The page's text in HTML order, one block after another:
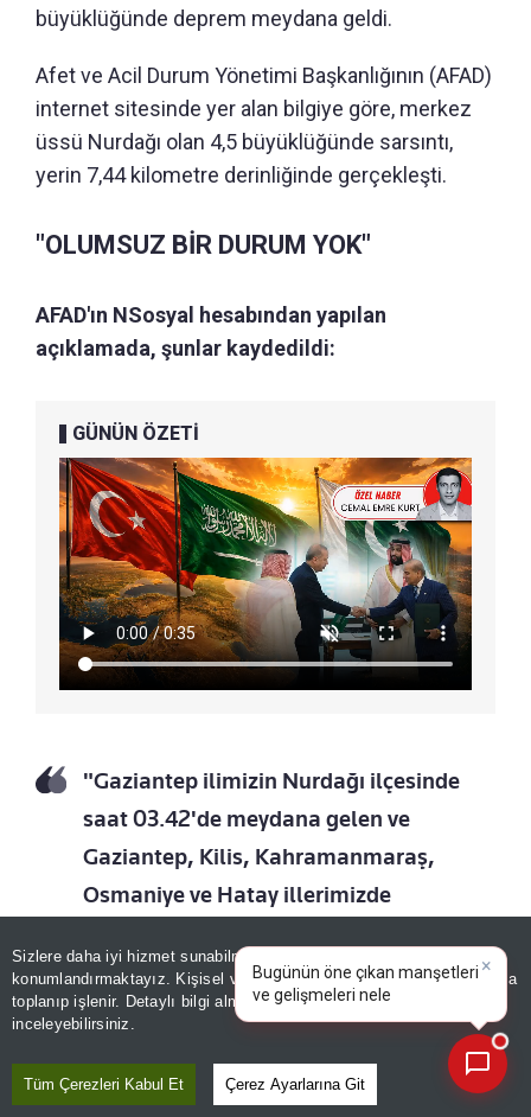
Sizlere daha iyi hizmet sunabilmek adına sitemizde
konumlandırmaktayız. Kişisel verileriniz, KVKK ve GDPR kapsamında
toplanıp işlenir. Detaylı bilgi almak içinAydınlatma Metnimizi
inceleyebilirsiniz.
Tüm Çerezleri Kabul Et Çerez Ayarlarına Git
büyüklüğünde deprem meydana geldi.
Afet ve Acil Durum Yönetimi Başkanlığının (AFAD)
internet sitesinde yer alan bilgiye göre, merkez
üssü Nurdağı olan 4,5 büyüklüğünde sarsıntı,
yerin 7,44 kilometre derinliğinde gerçekleşti.
"OLUMSUZ BİR DURUM YOK"
AFAD'ın NSosyal hesabından yapılan
açıklamada, şunlar kaydedildi:
GÜNÜN ÖZETİ
"Gaziantep ilimizin Nurdağı ilçesinde
saat 03.42'de meydana gelen ve
Gaziantep, Kilis, Kahramanmaraş,
Osmaniye ve Hatay illerimizde
sonrası an itibarıyla olumsuz bir durum
bulunmamaktadır. Saha tarama
çalışmaları devam etmektedir. Etkilenen
vatandaşlarımıza geçmiş olsun
×
Bugünün öne çıkan manşetleri
ve gelişmeleri neler?